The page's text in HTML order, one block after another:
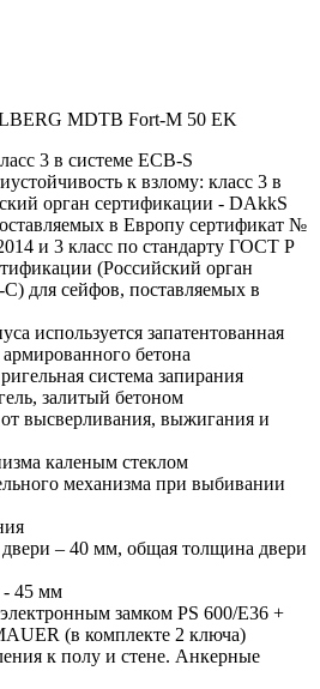
MDTB Fort-M 50 EK
3 в системе ECB-S
к взлому: класс 3 в
орган сертификации - DAkkS
в Европу сертификат №
и 3 класс по стандарту ГОСТ Р
(Российский орган
для сейфов, поставляемых в
используется запатентованная
бетона
система запирания
залитый бетоном
высверливания, выжигания и
каленым стеклом
механизма при выбивании
– 40 мм, общая толщина двери
- 45 мм
замком PS 600/E36 +
(в комплекте 2 ключа)
к полу и стене. Анкерные